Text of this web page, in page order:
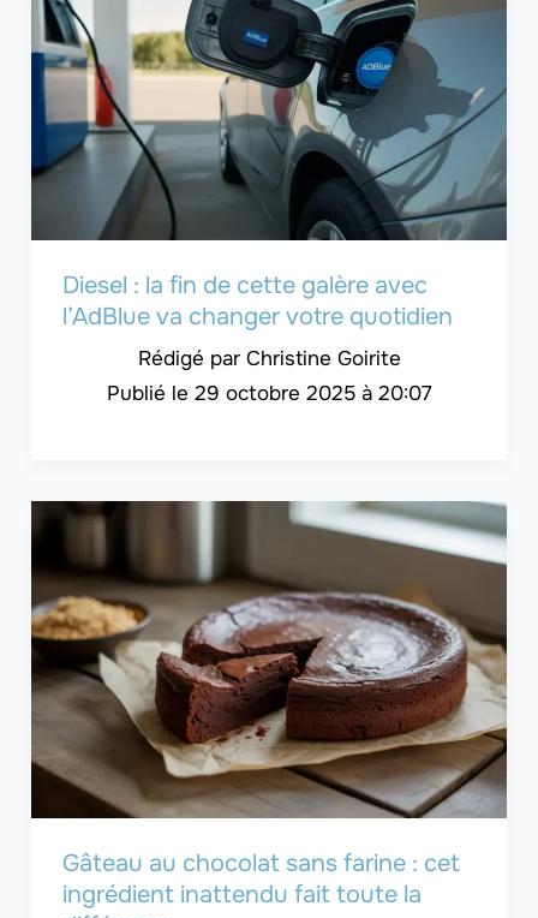
Diesel : la fin de cette galère avec
l’AdBlue va changer votre quotidien
Christine Goirite
29 octobre 2025 à 20:07
Gâteau au chocolat sans farine : cet
ingrédient inattendu fait toute la